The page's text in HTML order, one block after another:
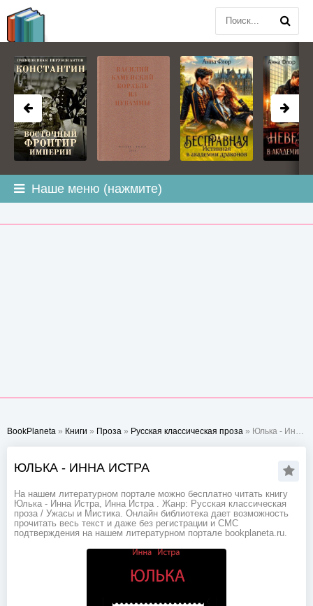
Наше меню (нажмите)
BookPlaneta » Книги » Проза » Русская классическая проза » Юлька - Инна Истра
ЮЛЬКА - ИННА ИСТРА
На нашем литературном портале можно бесплатно читать книгу
Юлька - Инна Истра, Инна Истра . Жанр: Русская классическая
проза / Ужасы и Мистика. Онлайн библиотека дает возможность
прочитать весь текст и даже без регистрации и СМС
подтверждения на нашем литературном портале bookplaneta.ru.
BOOKPLANETA.COM